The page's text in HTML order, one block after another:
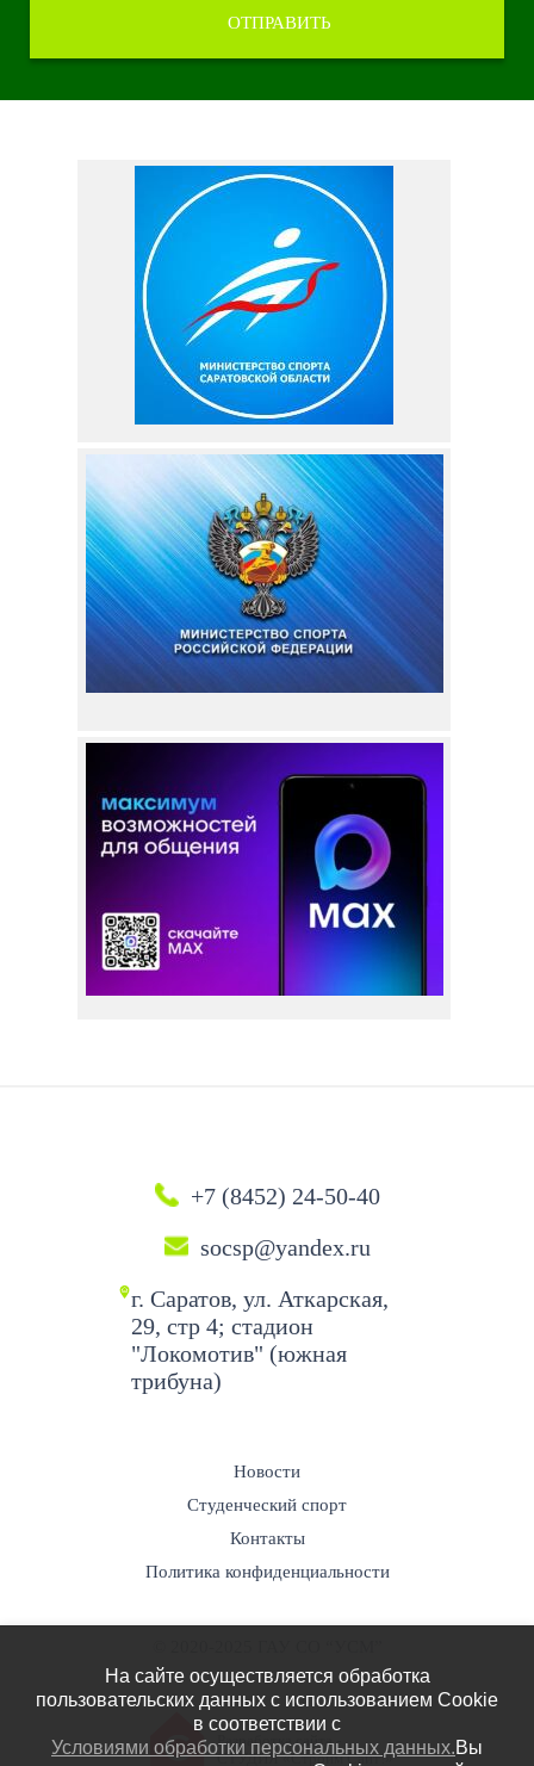
+7 (8452) 24-50-40
socsp@yandex.ru
г. Саратов, ул. Аткарская,
29, стр 4; стадион
"Локомотив" (южная
трибуна)
Новости
Студенческий спорт
Контакты
Политика конфиденциальности
Разработка сайта -
СТУДИЯ «Строим Сайт!»
На сайте осуществляется обработка
пользовательских данных с использованием Cookie
в соответствии c
Условиями обработки персональных данных.Вы